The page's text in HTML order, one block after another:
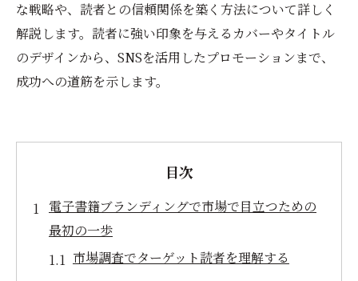
な戦略や、読者との信頼関係を築く方法について詳しく
解説します。読者に強い印象を与えるカバーやタイトル
のデザインから、SNSを活用したプロモーションまで、
成功への道筋を示します。
目次
電子書籍ブランディングで市場で目立つための
最初の一歩
市場調査でターゲット読者を理解する